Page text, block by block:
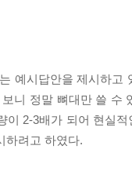
예시답안을 제시하
니 정말 뼈대만 쓸 수
이 2-3배가 되어 현실
하려고 하였다.